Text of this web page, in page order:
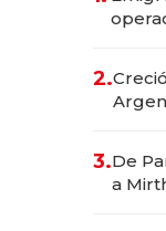
2.
las
3.De
a